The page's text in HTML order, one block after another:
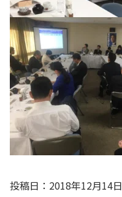
投稿日：2018年12月14日